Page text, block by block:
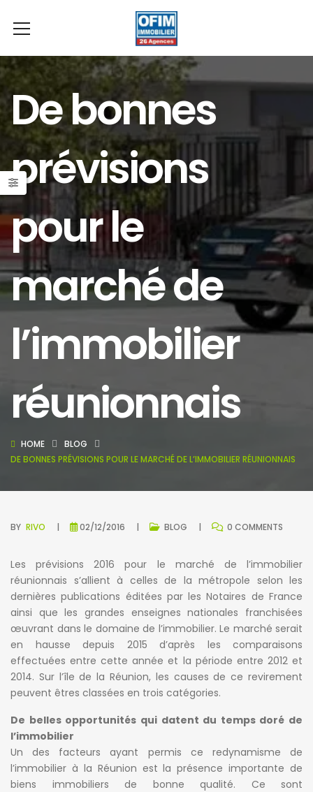
De bonnes
prévisions
pour le
marché de
l’immobilier
réunionnais
HOME
BLOG
DE BONNES PRÉVISIONS POUR LE MARCHÉ DE L’IMMOBILIER RÉUNIONNAIS
BY RIVO 02/12/2016 BLOG 0 COMMENTS
Les prévisions 2016 pour le marché de l’immobilier
réunionnais s’allient à celles de la métropole selon les
dernières publications éditées par les Notaires de France
ainsi que les grandes enseignes nationales franchisées
œuvrant dans le domaine de l’immobilier. Le marché serait
en hausse depuis 2015 d’après les comparaisons
effectuées entre cette année et la période entre 2012 et
2014. Sur l’île de la Réunion, les causes de ce revirement
peuvent êtres classées en trois catégories.
De belles opportunités qui datent du temps doré de
l’immobilier
Un des facteurs ayant permis ce redynamisme de
l’immobilier à la Réunion est la présence importante de
biens immobiliers de bonne qualité. Ce sont